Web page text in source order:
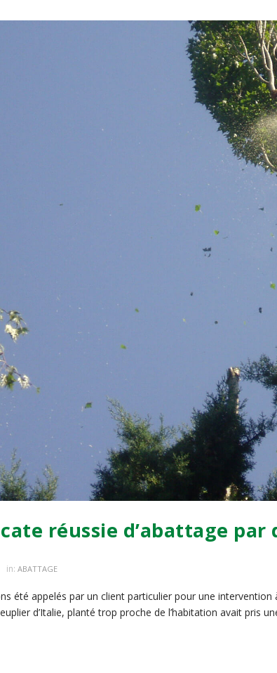
réussie d’abattage
in: ABATTAGE
été appelés par un client particulier pour une
d’Italie, planté trop proche de l’habitation avait pris